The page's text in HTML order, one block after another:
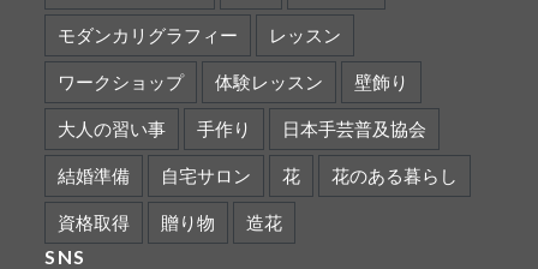
モダンカリグラフィー レッスン
ワークショップ 体験レッスン 壁飾り
大人の習い事 手作り 日本手芸普及協会
結婚準備 自宅サロン 花 花のある暮らし
資格取得 贈り物 造花
SNS